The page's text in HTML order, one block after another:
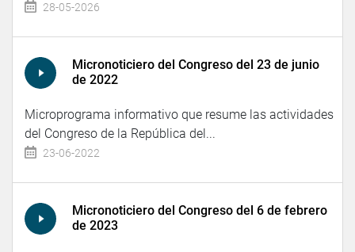
28-05-2026
Micronoticiero del Congreso del 23 de junio
de 2022
Microprograma informativo que resume las actividades
del Congreso de la República del...
23-06-2022
Micronoticiero del Congreso del 6 de febrero
de 2023